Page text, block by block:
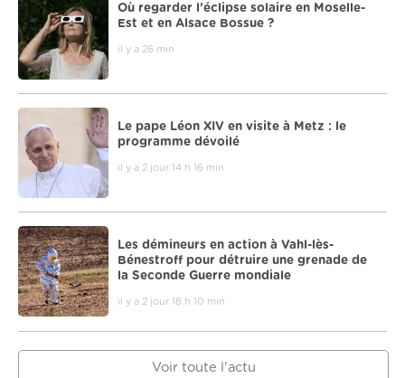
Où regarder l’éclipse solaire en Moselle-
Est et en Alsace Bossue ?
il y a 26 min
Le pape Léon XIV en visite à Metz : le
programme dévoilé
il y a 2 jour 14 h 16 min
Les démineurs en action à Vahl-lès-
Bénestroff pour détruire une grenade de
la Seconde Guerre mondiale
il y a 2 jour 18 h 10 min
Voir toute l'actu